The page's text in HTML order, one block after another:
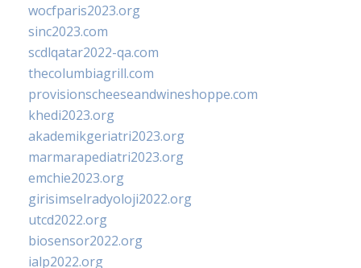
wocfparis2023.org
sinc2023.com
scdlqatar2022-qa.com
thecolumbiagrill.com
provisionscheeseandwineshoppe.com
khedi2023.org
akademikgeriatri2023.org
marmarapediatri2023.org
emchie2023.org
girisimselradyoloji2022.org
utcd2022.org
biosensor2022.org
ialp2022.org